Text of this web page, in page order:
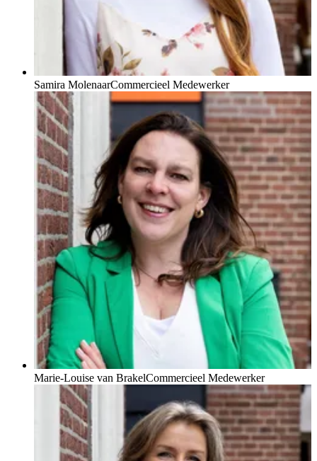
Samira MolenaarCommercieel Medewerker
Marie-Louise van BrakelCommercieel Medewerker